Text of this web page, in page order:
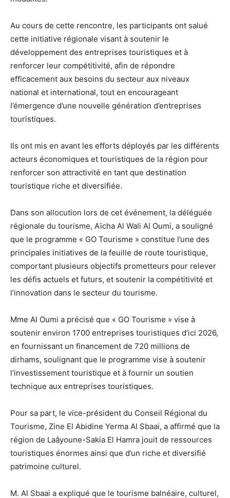
Au cours de cette rencontre, les participants ont salué
cette initiative régionale visant à soutenir le
développement des entreprises touristiques et à
renforcer leur compétitivité, afin de répondre
efficacement aux besoins du secteur aux niveaux
national et international, tout en encourageant
l’émergence d’une nouvelle génération d’entreprises
touristiques.
Ils ont mis en avant les efforts déployés par les différents
acteurs économiques et touristiques de la région pour
renforcer son attractivité en tant que destination
touristique riche et diversifiée.
Dans son allocution lors de cet événement, la déléguée
régionale du tourisme, Aïcha Al Wali Al Oumi, a souligné
que le programme « GO Tourisme » constitue l’une des
principales initiatives de la feuille de route touristique,
comportant plusieurs objectifs prometteurs pour relever
les défis actuels et futurs, et soutenir la compétitivité et
l’innovation dans le secteur du tourisme.
Mme Al Oumi a précisé que « GO Tourisme » vise à
soutenir environ 1700 entreprises touristiques d’ici 2026,
en fournissant un financement de 720 millions de
dirhams, soulignant que le programme vise à soutenir
l’investissement touristique et à fournir un soutien
technique aux entreprises touristiques.
Pour sa part, le vice-président du Conseil Régional du
Tourisme, Zine El Abidine Yerma Al Sbaai, a affirmé que la
région de Laâyoune-Sakia El Hamra jouit de ressources
touristiques énormes ainsi que d’un riche et diversifié
patrimoine culturel.
M. Al Sbaai a expliqué que le tourisme balnéaire, culturel,